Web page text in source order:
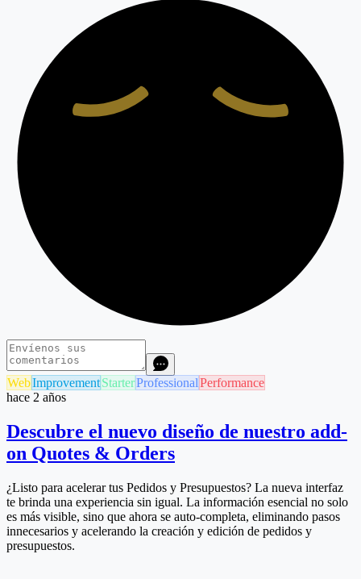
WebImprovementStarterProfessionalPerformance
hace 2 años
Descubre el nuevo diseño de nuestro add-
on Quotes & Orders
¿Listo para acelerar tus Pedidos y Presupuestos? La nueva interfaz
te brinda una experiencia sin igual. La información esencial no solo
es más visible, sino que ahora se auto-completa, eliminando pasos
innecesarios y acelerando la creación y edición de pedidos y
presupuestos.